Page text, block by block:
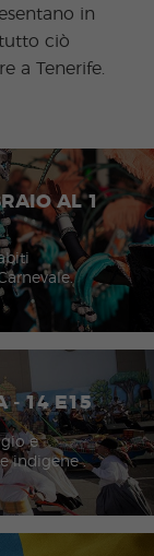
in
ciò
a Tenerife.
AL 1
- 14 E15
e
indigene .